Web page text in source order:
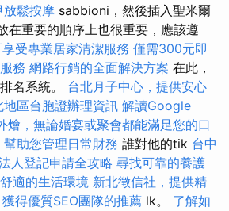
放鬆按摩 sabbioni，然後插入聖米爾
在重要的順序上也很重要，應該遵
受專業居家清潔服務 僅需300元即
務 網路行銷的全面解決方案 在此，
名系統。 台北月子中心，提供安心
地區台胞證辦理資訊 解讀Google
燴，無論婚宴或聚會都能滿足您的口
助您管理日常財務 誰對他的tik 台中
人登記申請全攻略 尋找可靠的養護
適的生活環境 新北徵信社，提供精
獲得優質SEO團隊的推薦 lk。 了解如